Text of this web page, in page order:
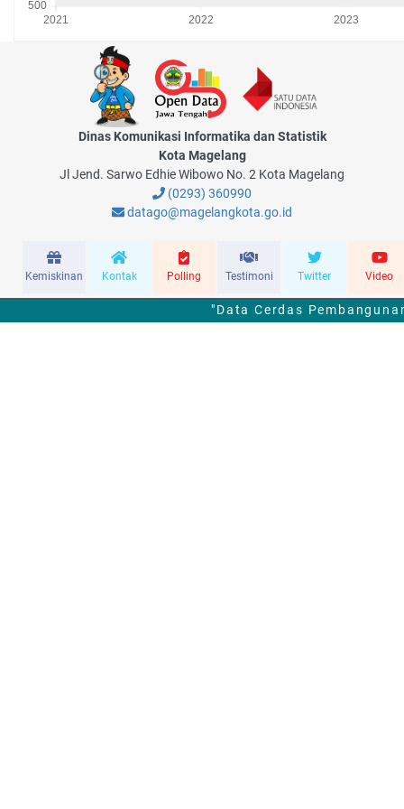
Dinas Komunikasi Informatika dan Statistik
Kota Magelang
Jl Jend. Sarwo Edhie Wibowo No. 2 Kota Magelang
(0293) 360990
datago@magelangkota.go.id
Kemiskinan Kontak Polling Testimoni Twitter Video
"Data Cerdas